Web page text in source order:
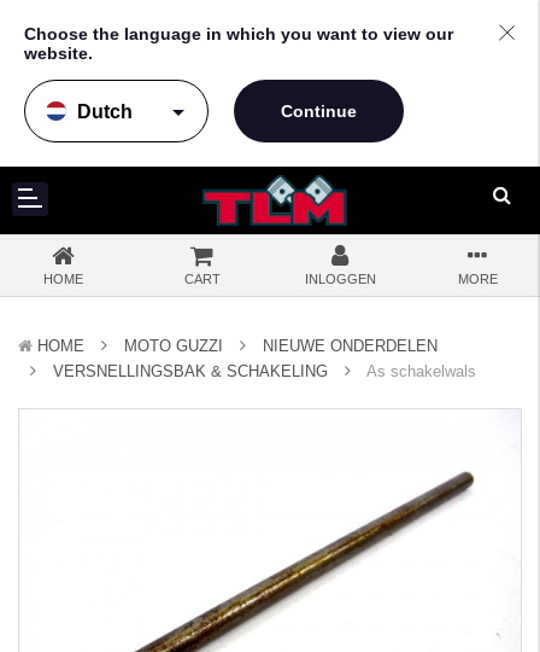
Choose the language in which you want to view our
website.
arrow_drop_down
HOME CART INLOGGEN MORE
HOME MOTO GUZZI
NIEUWE ONDERDELEN
VERSNELLINGSBAK & SCHAKELING
As schakelwals